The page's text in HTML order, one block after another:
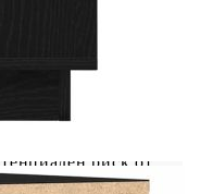
5V, но
на
По-
до
доведе до
риск от